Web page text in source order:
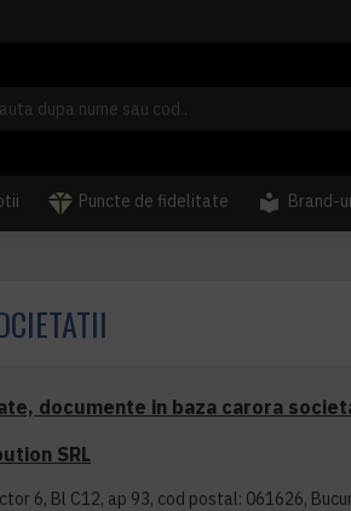
Puncte de fidelitate Brand-
documente in baza carora
SRL
6, Bl C12, ap 93, cod postal: 061626,